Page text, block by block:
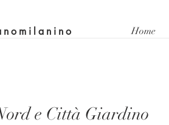
Home
e Città Giardino